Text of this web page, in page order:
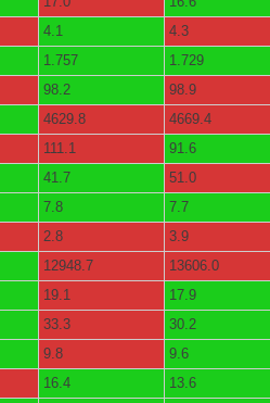
4.1 4.3
1.757 1.729
98.2 98.9
4629.8 4669.4
111.1 91.6
41.7 51.0
7.8 7.7
2.8 3.9
12948.7 13606.0
19.1 17.9
33.3 30.2
9.8 9.6
16.4 13.6